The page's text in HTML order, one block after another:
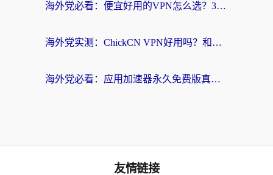
海外党必看：便宜好用的VPN怎么选？3步解决回国访问难题+Steam改区技巧
海外党实测：ChickCN VPN好用吗？和OurPlay VPN对比哪个回国效果更好？附避坑指南
海外党必看：应用加速器永久免费版真的靠谱吗？教你选对回国加速器无缝刷国内资源
友情链接